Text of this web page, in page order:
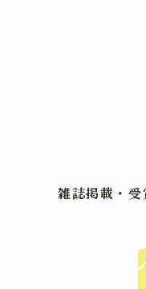
雑誌掲載・受